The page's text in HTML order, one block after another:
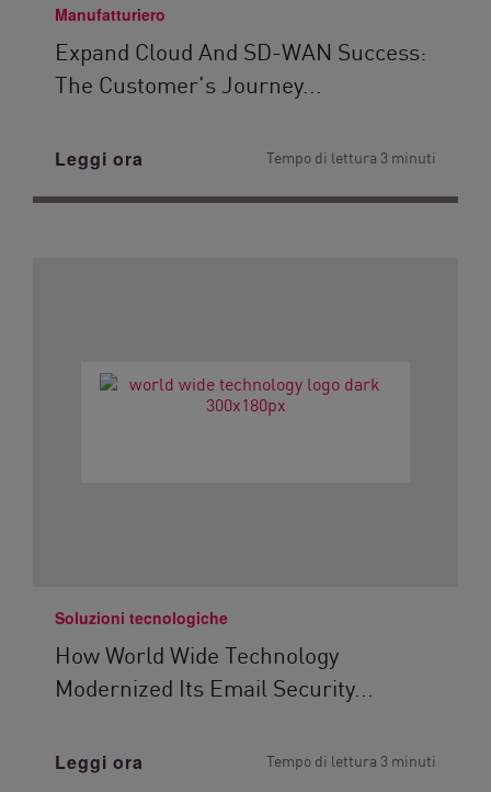
Manufatturiero
Expand Cloud And SD-WAN Success:
The Customer’s Journey...
Leggi ora Tempo di lettura 3 minuti
Soluzioni tecnologiche
How World Wide Technology
Modernized Its Email Security...
Leggi ora Tempo di lettura 3 minuti